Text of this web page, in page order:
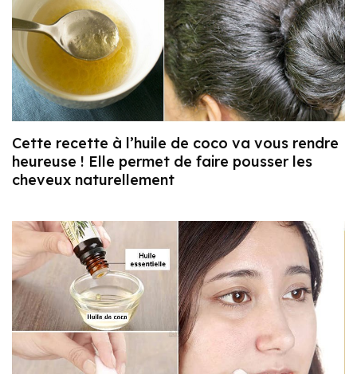
Cette recette à l’huile de coco va vous rendre
heureuse ! Elle permet de faire pousser les
cheveux naturellement